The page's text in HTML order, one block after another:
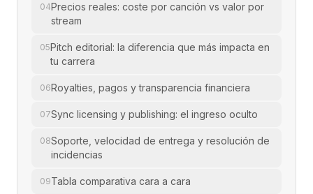
04Precios reales: coste por canción vs valor por
stream
05Pitch editorial: la diferencia que más impacta en
tu carrera
06Royalties, pagos y transparencia financiera
07Sync licensing y publishing: el ingreso oculto
08Soporte, velocidad de entrega y resolución de
incidencias
09Tabla comparativa cara a cara